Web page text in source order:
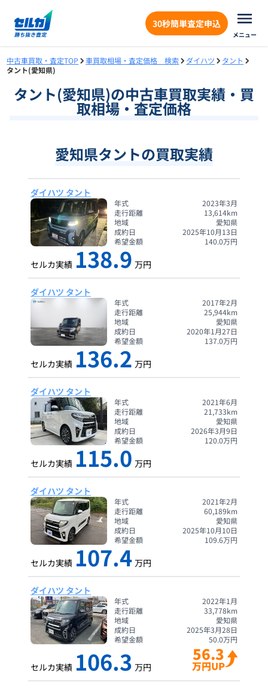
30秒簡単査定申込
メニュー
中古車買取・査定TOP 車買取相場・査定価格 検索 ダイハツ
タント
タント(愛知県)
タント(愛知県)の中古車買取実績・買
取相場・査定価格
愛知県タントの買取実績
ダイハツ タント
年式
2023年3月
走行距離
13,614km
地域
愛知県
成約日
2025年10月13日
希望金額
140.0万円
セルカ実績 138.9 万円
ダイハツ タント
年式
2017年2月
走行距離
25,944km
地域
愛知県
成約日
2020年1月27日
希望金額
137.0万円
セルカ実績 136.2 万円
ダイハツ タント
年式
2021年6月
走行距離
21,733km
地域
愛知県
成約日
2026年3月9日
希望金額
120.0万円
セルカ実績 115.0 万円
ダイハツ タント
年式
2021年2月
走行距離
60,189km
地域
愛知県
成約日
2025年10月10日
希望金額
109.6万円
セルカ実績 107.4 万円
ダイハツ タント
年式
2022年1月
走行距離
33,778km
地域
愛知県
成約日
2025年3月28日
希望金額
50.0万円
セルカ実績 106.3 万円
56.3
万円UP